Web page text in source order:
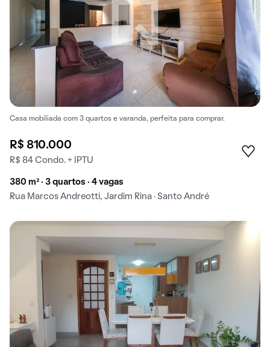
Casa mobiliada com 3 quartos e varanda, perfeita para comprar.
R$ 810.000
R$ 84 Condo. + IPTU
380 m² · 3 quartos · 4 vagas
Rua Marcos Andreotti, Jardim Rina · Santo André